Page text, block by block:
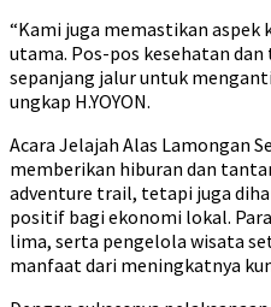
“Kami juga memastikan
utama. Pos-pos kesehatan
sepanjang jalur untuk
ungkap H.YOYON.
Acara Jelajah Alas Lamongan
memberikan hiburan dan
adventure trail, tetapi juga
positif bagi ekonomi lokal.
lima, serta pengelola wisata
manfaat dari meningkatnya